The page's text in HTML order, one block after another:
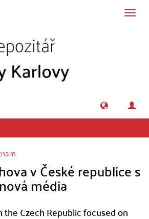
v České republice s
média
Czech Republic focused on